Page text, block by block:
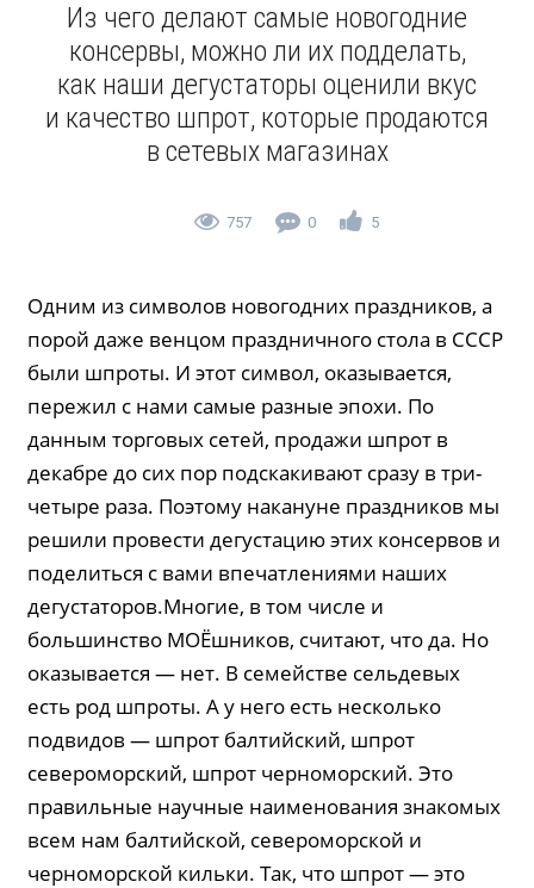
Из чего делают самые новогодние
консервы, можно ли их подделать,
как наши дегустаторы оценили вкус
и качество шпрот, которые продаются
в сетевых магазинах
757 0 5
Одним из символов новогодних праздников, а
порой даже венцом праздничного стола в СССР
были шпроты. И этот символ, оказывается,
пережил с нами самые разные эпохи. По
данным торговых сетей, продажи шпрот в
декабре до сих пор подскакивают сразу в три-
четыре раза. Поэтому накануне праздников мы
решили провести дегустацию этих консервов и
поделиться с вами впечатлениями наших
дегустаторов.Многие, в том числе и
большинство МОЁшников, считают, что да. Но
оказывается — нет. В семействе сельдевых
есть род шпроты. А у него есть несколько
подвидов — шпрот балтийский, шпрот
североморский, шпрот черноморский. Это
правильные научные наименования знакомых
всем нам балтийской, североморской и
черноморской кильки. Так, что шпрот — это